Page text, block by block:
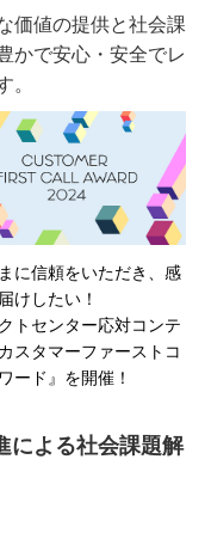
価値の提供と社会課
かで安心・安全でレ
に信頼をいただき、感
けしたい！
トセンター応対コンテ
スタマーファーストコ
ード』を開催！
による社会課題解